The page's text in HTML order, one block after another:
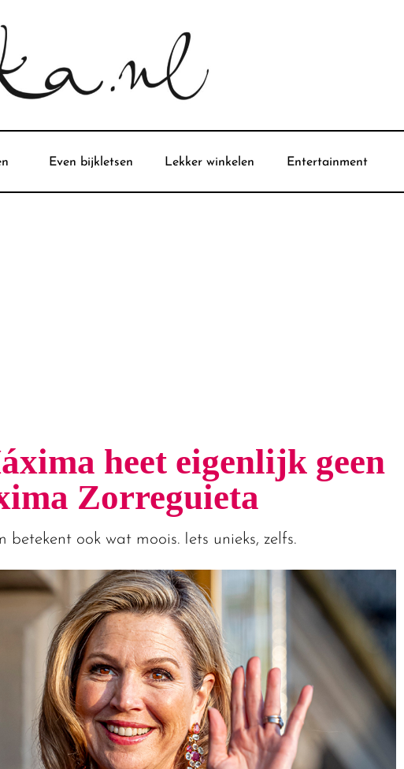
Even bijkletsen Lekker winkelen Entertainment
heet eigenlijk geen
Zorreguieta
betekent ook wat moois. Iets unieks, zelfs.